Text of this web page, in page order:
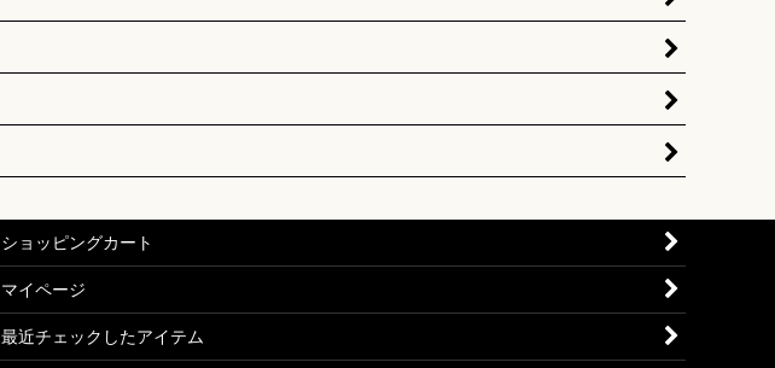
ショッピングカート
マイページ
最近チェックしたアイテム